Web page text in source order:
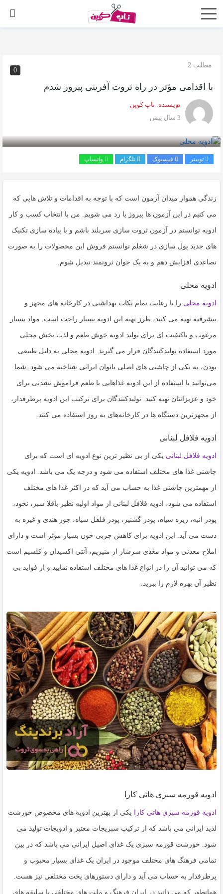
اشتراک
از
روش‌های
زیر
این
صفحه
دوستان
خود
کپی
0
مطلب 2
با اقدامی مؤثر در راه ثروت آفرینی پیروز شدم
نویسنده: تاپ کوپن
3 سال پیش
توییتر فیسبوک تلگرام واتساپ
زندگی هموار میدان آزمون است که با توجه به اقدامات و تلاش ‌هایی که
می ‌کنیم در این آزمون‌ ها پیروز یا رد می ‌شویم. من با انتخاب کسب‌ و کار
ادویه توانستم در آزمون ثروت ‌سازی سربلند باشم و با پیاده ‌سازی تکنیک‌
های جدید پول ‌سازی در شغلم توانستم فروش این محصولات را به ‌صورت
تصاعدی افزایش دهم و به یک جوان ثروتمند تبدیل شوم.
ادویه محلی
ادویه محلی را با رعایت تمام نکات بهداشتی در کارخانه های مجهز و
پیشرفته تهیه می کنند، طرز تهیه این ادویه بسیار راحت است. مواد بسیار
مرغوب و باکیفیت ای برای تولید ادویه خوش طعم و لذت بخش محلی
مورد استفاده تولیدکنندگان قرار می گیرند. ادویه محلی به دلیل طبیعی
بودن، به یکی از چاشنی های اصلی بانوان ایرانی شناخته می شود. شما
می‌توانید با استفاده از این ادویه غذاهایی با طعم فراموش نشدنی برای
خود و عزیزانتان تهیه کنید. تولیدکنندگان برای ترکیب این ادویه پرطرفدار،
از مجهزترین دستگاه ها در کارخانه‌های به روز استفاده می کنند.
ادویه فلافل لبنانی
ادویه فلافل لبنانی یکی از بی نظیر ترین نوع ادویه ای است که برای
چاشنی غذا های مختلف استفاده می شود و درجه یک می باشد. ادویه یکی
از مهمترین چاشنی غذا به حساب می آید که در اکثر غذا های مختلف
استفاده می شود، ادویه فلافل لبنانی از مواد اولیه نظیر باقلا سبز، نخود،
پودر انبه، زیره سیاه، پودر گشنیز، پودر فلفل سیاه، جوز هندی و غیره به
دست می آید. این ادویه برای کاهش چربی خون بسیار موثر است و دارای
املاح معدنی و مواد مغذی سرشار از منیزیم، آنتی اکسیدان و کلسیم است
که می توانید آن را در انواع غذا های مختلف استفاده نمایید و از فواید بی
نظیر آن بهره لازم را ببرید.
ادویه قورمه سبزی هاتی کارا
ادویه قورمه سبزی هاتی کارا یکی از بهترین ادویه های مخصوص خورشت
لذیذ ایرانی می باشد که از ترکیب سبزیجات معتبر و ادویجات تولید می
شود. خورشت قورمه سبزی یک غذای اصیل ایرانی می باشد که در بین
تمامی فرهنگ های مختلف موجود در ایران یک غذای بسیار محبوب و
پرطرفدار به حساب می آید و دارای دستورهای پخت مختلفی نیز هست.
همانطور که می دانید در ایران فرهنگ و ملت های مختلفی با سلیقه های